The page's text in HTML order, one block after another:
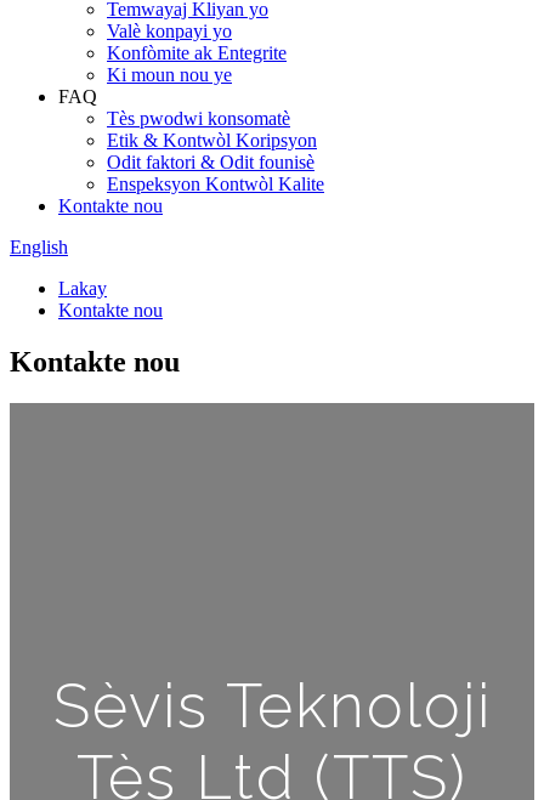
Temwayaj Kliyan yo
Valè konpayi yo
Konfòmite ak Entegrite
Ki moun nou ye
FAQ
Tès pwodwi konsomatè
Etik & Kontwòl Koripsyon
Odit faktori & Odit founisè
Enspeksyon Kontwòl Kalite
Kontakte nou
English
Lakay
Kontakte nou
Kontakte nou
Sèvis Teknoloji
Tès Ltd (TTS)